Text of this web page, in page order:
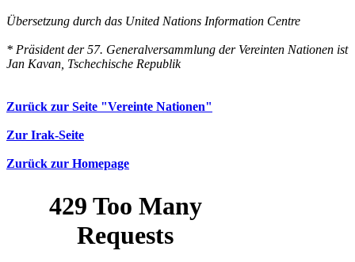
Übersetzung durch das United Nations Information Centre
* Präsident der 57. Generalversammlung der Vereinten Nationen ist
Jan Kavan, Tschechische Republik
Zurück zur Seite "Vereinte Nationen"
Zur Irak-Seite
Zurück zur Homepage